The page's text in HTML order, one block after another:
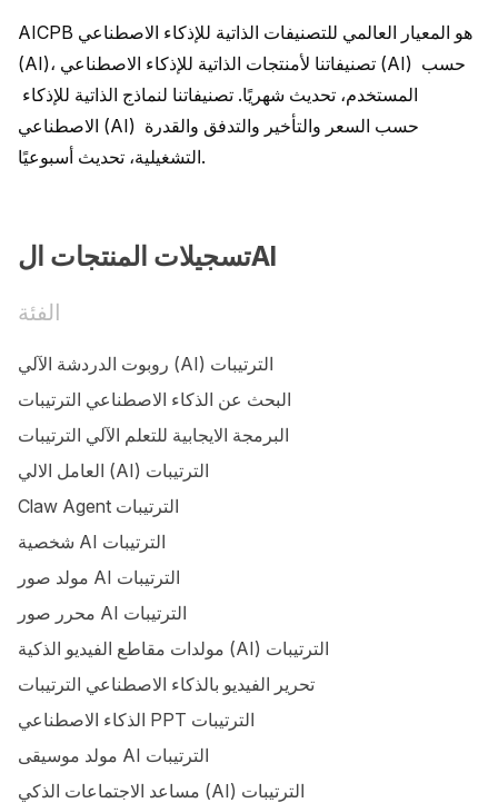
AICPB هو المعيار العالمي للتصنيفات الذاتية للإذكاء الاصطناعي
(AI)، تصنيفاتنا لأمنتجات الذاتية للإذكاء الاصطناعي (AI) حسب
الاصطناعي (AI) حسب السعر والتأخير والتدفق والقدرة
التشغيلية، تحديث أسبوعيًا.
تسجيلات المنتجات الAI
الفئة
روبوت الدردشة الآلي (AI) الترتيبات
البحث عن الذكاء الاصطناعي الترتيبات
البرمجة الايجابية للتعلم الآلي الترتيبات
العامل الالي (AI) الترتيبات
Claw Agent الترتيبات
شخصية AI الترتيبات
مولد صور AI الترتيبات
محرر صور AI الترتيبات
مولدات مقاطع الفيديو الذكية (AI) الترتيبات
تحرير الفيديو بالذكاء الاصطناعي الترتيبات
الذكاء الاصطناعي PPT الترتيبات
مولد موسيقى AI الترتيبات
مساعد الاجتماعات الذكي (AI) الترتيبات